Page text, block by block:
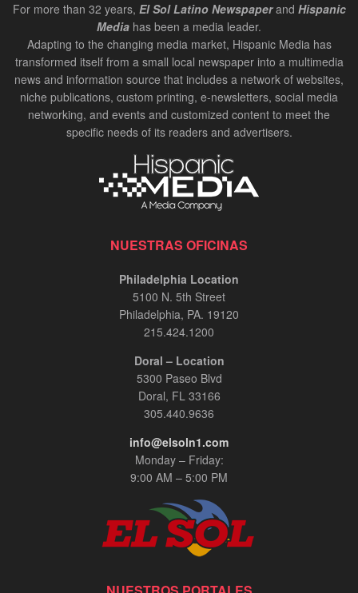
For more than 32 years, El Sol Latino Newspaperand Hispanic
Media has been a media leader.
Adapting to the changing media market, Hispanic Media has
transformed itself from a small local newspaper into a multimedia
news and information source that includes a network of websites,
niche publications, custom printing, e-newsletters, social media
networking, and events and customized content to meet the
specific needs of its readers and advertisers.
NUESTRAS OFICINAS
Philadelphia Location
5100 N. 5th Street
Philadelphia, PA. 19120
215.424.1200
Doral – Location
5300 Paseo Blvd
Doral, FL 33166
305.440.9636
info@elsoln1.com
Monday – Friday:
9:00 AM – 5:00 PM